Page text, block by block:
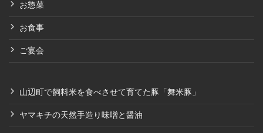
お惣菜
お食事
ご宴会
山辺町で飼料米を食べさせて育てた豚「舞米豚」
ヤマキチの天然手造り味噌と醤油